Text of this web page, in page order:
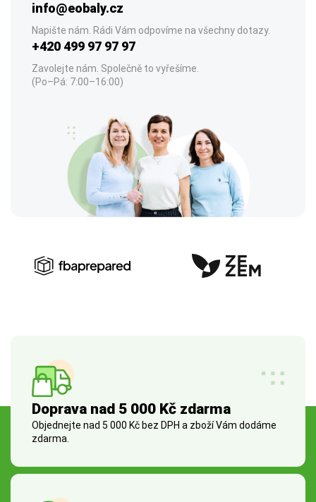
info@eobaly.cz
Napište nám. Rádi Vám odpovíme na všechny dotazy.
+420 499 97 97 97
Zavolejte nám. Společně to vyřešíme.
(Po–Pá: 7:00–16:00)
Doprava nad 5 000 Kč zdarma
Objednejte nad 5 000 Kč bez DPH a zboží Vám dodáme
zdarma.